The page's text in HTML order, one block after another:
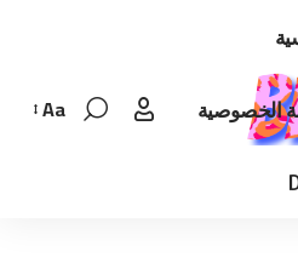
الخصوصية
Font
Aa